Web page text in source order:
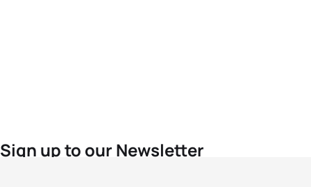
Sign up to our Newsletter